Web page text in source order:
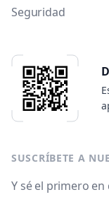
Seguridad
SUSCRÍBETE A
Y sé el primero